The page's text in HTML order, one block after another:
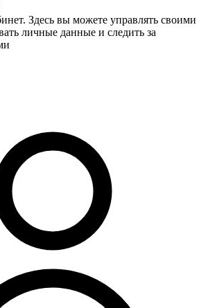
Здесь вы можете управлять своими
личные данные и следить за